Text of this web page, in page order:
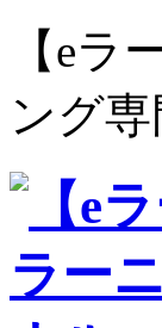
【eラ
ング